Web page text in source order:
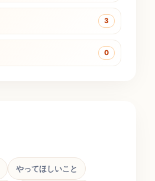
3
0
やってほしいこと